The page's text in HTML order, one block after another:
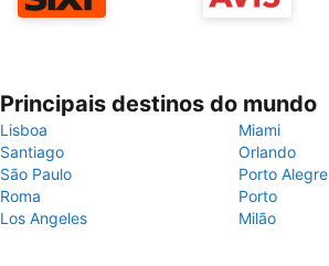
Principais destinos do mundo
Lisboa
Miami
Santiago
Orlando
São Paulo
Porto Alegre
Roma
Porto
Los Angeles
Milão